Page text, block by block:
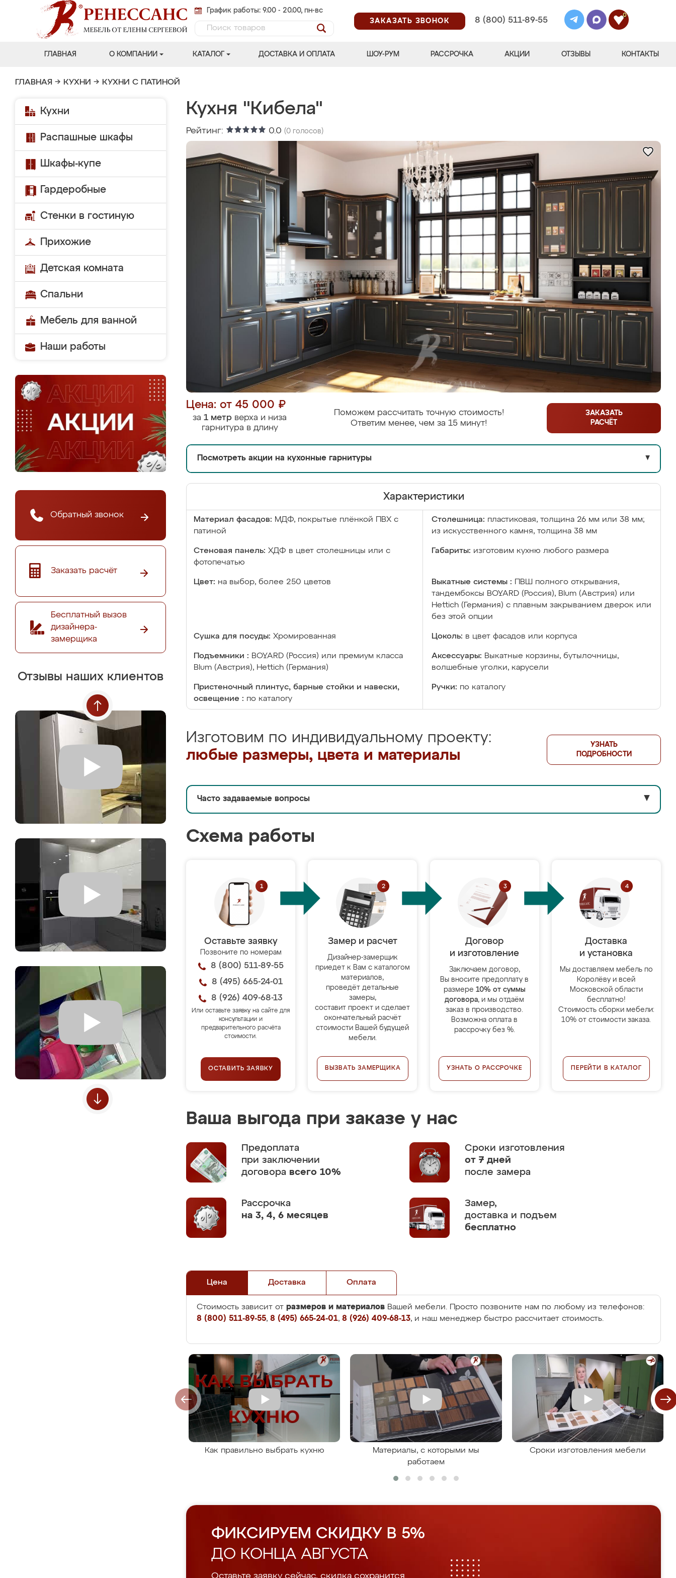
График работы: 9.00 - 20.00, пн-вс
ЗАКАЗАТЬ ЗВОНОК
8 (800) 511-89-55
0
ГЛАВНАЯ О КОМПАНИИ КАТАЛОГ ДОСТАВКА И ОПЛАТА ШОУ-РУМ РАССРОЧКА АКЦИИ ОТЗЫВЫ КОНТАКТЫ
ГЛАВНАЯ → КУХНИ → КУХНИ С ПАТИНОЙ
Кухни
Распашные шкафы
Шкафы-купе
Гардеробные
Стенки в гостиную
Прихожие
Детская комната
Спальни
Мебель для ванной
Наши работы
Обратный звонок
Заказать расчёт
Бесплатный вызов
дизайнера-
замерщика
Отзывы наших клиентов
Кухня "Кибела"
Рейтинг: 0.0 (0 голосов)
Цена: от 45 000 ₽
за 1 метр верха и низа
гарнитура в длину
Поможем рассчитать точную стоимость!
Ответим менее, чем за 15 минут!
ЗАКАЗАТЬ
РАСЧЁТ
Посмотреть акции на кухонные гарнитуры ▼
Характеристики
Материал фасадов: МДФ, покрытые плёнкой ПВХ с
патиной
Столешница: пластиковая, толщина 26 мм или 38 мм;
из искусственного камня, толщина 38 мм
Стеновая панель: ХДФ в цвет столешницы или с
фотопечатью
Габариты: изготовим кухню любого размера
Цвет: на выбор, более 250 цветов Выкатные системы :
ПВШ полного открывания,
тандембоксы BOYARD (Россия), Blum (Австрия) или
Hettich (Германия) с плавным закрыванием дверок или
без этой опции
Сушка для посуды: Хромированная Цоколь: в цвет фасадов или корпуса
Подъемники : BOYARD (Россия) или премиум класса
Blum (Австрия), Hettich (Германия)
Аксессуары: Выкатные корзины, бутылочницы,
волшебные уголки, карусели
Пристеночный плинтус, барные стойки и навески,
освещение : по каталогу
Ручки: по каталогу
Изготовим по индивидуальному проекту:
любые размеры, цвета и материалы
УЗНАТЬ
ПОДРОБНОСТИ
Часто задаваемые вопросы ▼
Схема работы
Оставьте заявку
Позвоните по номерам
8 (800) 511-89-55
8 (495) 665-24-01
8 (926) 409-68-13
Или оставьте заявку на сайте для
консультации и
предварительного расчёта
стоимости.
ОСТАВИТЬ ЗАЯВКУ
Замер и расчет
Дизайнер-замерщик
приедет к Вам с каталогом
материалов,
проведёт детальные
замеры,
составит проект и сделает
окончательный расчёт
стоимости Вашей будущей
мебели.
ВЫЗВАТЬ ЗАМЕРЩИКА
Договор
и изготовление
Заключаем договор,
Вы вносите предоплату в
размере 10% от суммы
договора, и мы отдаём
заказ в производство.
Возможна оплата в
рассрочку без %.
УЗНАТЬ О РАССРОЧКЕ
Доставка
и установка
Мы доставляем мебель по
Королёву и всей
Московской области
бесплатно!
Стоимость сборки мебели:
10% от стоимости заказа.
ПЕРЕЙТИ В КАТАЛОГ
Ваша выгода при заказе у нас
Предоплата
при заключении
договора всего 10%
Сроки изготовления
от 7 дней
после замера
Рассрочка
на 3, 4, 6 месяцев
Замер,
доставка и подъем
бесплатно
Цена Доставка Оплата
Стоимость зависит от размеров и материалов Вашей мебели. Просто позвоните нам по любому из телефонов:
8 (800) 511-89-55, 8 (495) 665-24-01, 8 (926) 409-68-13, и наш менеджер быстро рассчитает стоимость.
Как правильно выбрать кухню
Материалы, с которыми мы
работаем
Сроки изготовления мебели
ФИКСИРУЕМ СКИДКУ В 5%
ДО КОНЦА АВГУСТА
Оставьте заявку сейчас, скидка сохранится.